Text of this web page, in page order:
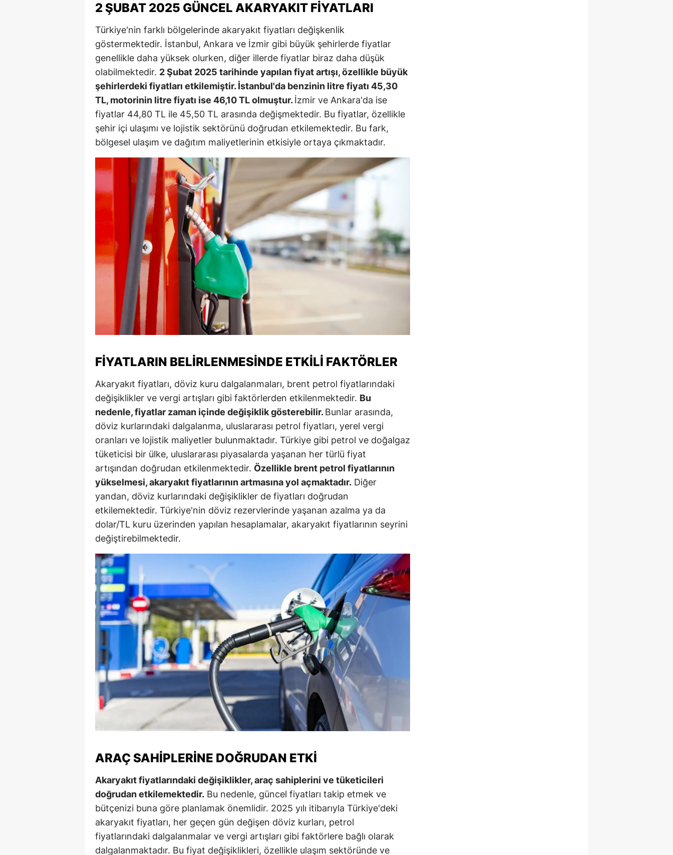
Kahramanmaraş
Mardin
Muğla
Muş
Nevşehir
Niğde
Ordu
Rize
Sakarya
Samsun
Siirt
Sinop
Sivas
Tekirdağ
Tokat
Trabzon
Şanlıurfa
Uşak
Van
Yozgat
Zonguldak
Aksaray
Bayburt
Karaman
Kırıkkale
Şırnak
Bartın
Ardahan
Iğdır
Yalova
Karabük
Kilis
Osmaniye
Düzce
2 ŞUBAT 2025 GÜNCEL AKARYAKIT FIYATLARI
Türkiye'nin farklı bölgelerinde akaryakıt fiyatları değişkenlik
göstermektedir. İstanbul, Ankara ve İzmir gibi büyük şehirlerde fiyatlar
genellikle daha yüksek olurken, diğer illerde fiyatlar biraz daha düşük
olabilmektedir. 2 Şubat 2025 tarihinde yapılan fiyat artışı, özellikle büyük
şehirlerdeki fiyatları etkilemiştir. İstanbul'da benzinin litre fiyatı 45,30
TL, motorinin litre fiyatı ise 46,10 TL olmuştur.İzmir ve Ankara'da ise
fiyatlar 44,80 TL ile 45,50 TL arasında değişmektedir. Bu fiyatlar, özellikle
şehir içi ulaşımı ve lojistik sektörünü doğrudan etkilemektedir. Bu fark,
bölgesel ulaşım ve dağıtım maliyetlerinin etkisiyle ortaya çıkmaktadır.
FIYATLARIN BELIRLENMESINDE ETKILI FAKTÖRLER
Akaryakıt fiyatları, döviz kuru dalgalanmaları, brent petrol fiyatlarındaki
değişiklikler ve vergi artışları gibi faktörlerden etkilenmektedir. Bu
nedenle, fiyatlar zaman içinde değişiklik gösterebilir.Bunlar arasında,
döviz kurlarındaki dalgalanma, uluslararası petrol fiyatları, yerel vergi
oranları ve lojistik maliyetler bulunmaktadır. Türkiye gibi petrol ve doğalgaz
tüketicisi bir ülke, uluslararası piyasalarda yaşanan her türlü fiyat
artışından doğrudan etkilenmektedir. Özellikle brent petrol fiyatlarının
yükselmesi, akaryakıt fiyatlarının artmasına yol açmaktadır. Diğer
yandan, döviz kurlarındaki değişiklikler de fiyatları doğrudan
etkilemektedir. Türkiye'nin döviz rezervlerinde yaşanan azalma ya da
dolar/TL kuru üzerinden yapılan hesaplamalar, akaryakıt fiyatlarının seyrini
değiştirebilmektedir.
ARAÇ SAHIPLERINE DOĞRUDAN ETKI
Akaryakıt fiyatlarındaki değişiklikler, araç sahiplerini ve tüketicileri
doğrudan etkilemektedir. Bu nedenle, güncel fiyatları takip etmek ve
bütçenizi buna göre planlamak önemlidir. 2025 yılı itibarıyla Türkiye'deki
akaryakıt fiyatları, her geçen gün değişen döviz kurları, petrol
fiyatlarındaki dalgalanmalar ve vergi artışları gibi faktörlere bağlı olarak
dalgalanmaktadır. Bu fiyat değişiklikleri, özellikle ulaşım sektöründe ve